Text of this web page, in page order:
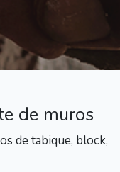
de muros
de tabique, block,